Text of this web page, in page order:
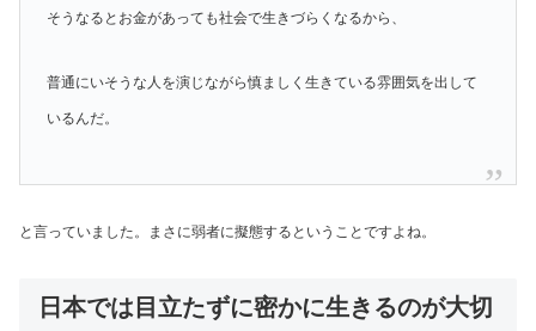
そうなるとお金があっても社会で生きづらくなるから、
普通にいそうな人を演じながら慎ましく生きている雰囲気を出して
いるんだ。
と言っていました。まさに弱者に擬態するということですよね。
日本では目立たずに密かに生きるのが大切